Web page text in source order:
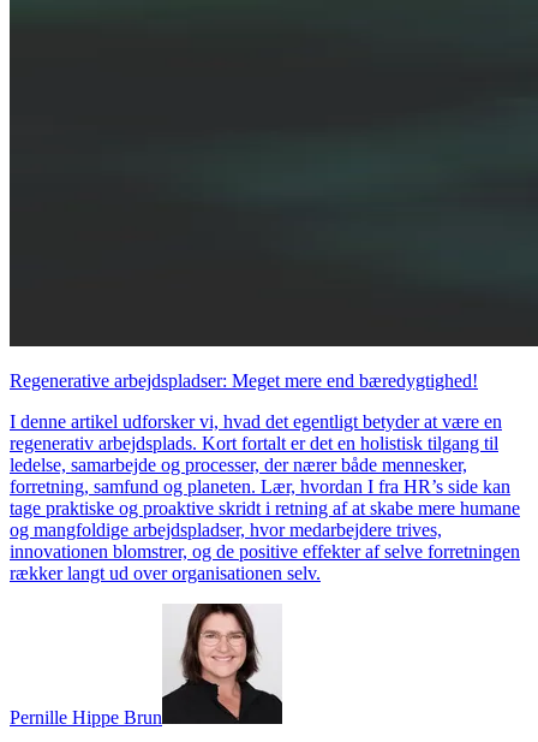
Regenerative arbejdspladser: Meget mere end bæredygtighed!
I denne artikel udforsker vi, hvad det egentligt betyder at være en
regenerativ arbejdsplads. Kort fortalt er det en holistisk tilgang til
ledelse, samarbejde og processer, der nærer både mennesker,
forretning, samfund og planeten. Lær, hvordan I fra HR’s side kan
tage praktiske og proaktive skridt i retning af at skabe mere humane
og mangfoldige arbejdspladser, hvor medarbejdere trives,
innovationen blomstrer, og de positive effekter af selve forretningen
rækker langt ud over organisationen selv.
Pernille Hippe Brun